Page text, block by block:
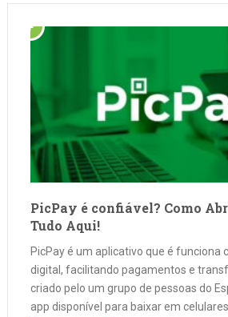
PicPay é confiável? Como
Tudo Aqui!
PicPay é um aplicativo que é funciona
digital, facilitando pagamentos e
criado pelo um grupo de pessoas do
app disponível para baixar em